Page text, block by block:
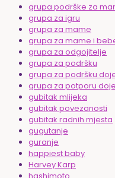
grupa podrške za
grupa za igru
grupa za mame
grupa za mame i
grupa za odgojitelje
grupa za podršku
grupa za podršku
grupa za potporu
gubitak mlijeka
gubitak povezanosti
gubitak radnih mjesta
gugutanje
guranje
happiest baby
Harvey Karp